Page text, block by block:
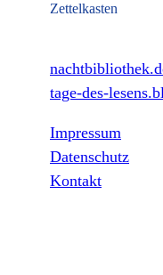
Zettelkasten
tage-des-
Impressum
Datenschutz
Kontakt